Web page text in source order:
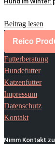
Beitrag lesen
Reico
Futterberatung
Hundefutter
Katzenfutter
Impressum
Datenschutz
Kontakt
Nimm Kontakt